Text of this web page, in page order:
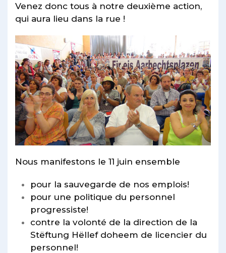
Venez donc tous à notre deuxième action,
qui aura lieu dans la rue !
Nous manifestons le 11 juin ensemble
pour la sauvegarde de nos emplois!
pour une politique du personnel
progressiste!
contre la volonté de la direction de la
Stëftung Hëllef doheem de licencier du
personnel!